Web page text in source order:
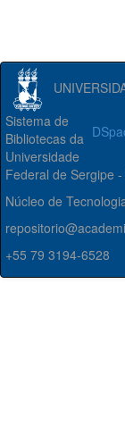
Sistema de
Bibliotecas da
Universidade
Federal de Sergipe
Núcleo de
+55 79 3194-6528